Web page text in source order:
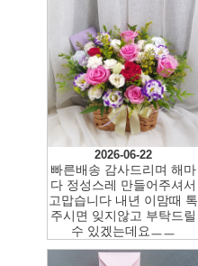
2026-06-22
빠른배송 감사드리며 해마
다 정성스레 만들어주셔서
고맙습니다 내년 이맘때 톡
주시면 잊지않고 부탁드릴
수 있겠는데요ㅡㅡ